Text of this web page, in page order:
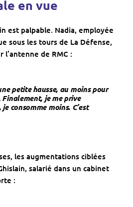
en vue
est palpable. Nadia, employée
sous les tours de La Défense,
l’antenne de RMC :
petite hausse, au moins pour
Finalement, je me prive
consomme moins. C’est
les augmentations ciblées
salarié dans un cabinet
: